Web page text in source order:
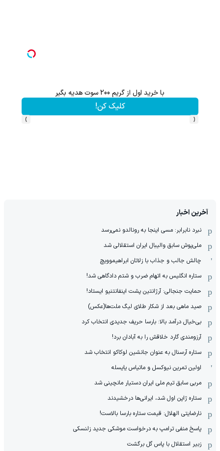
با خرید اول از گریم 200 سوت هدیه بگیر
کلیک کن!
‹
›
آخرین اخبار
نبرد نابرابر: مسی اینجا به رونالدو نمی‌رسد
ملی‌پوش سابق والیبال ایران استقلالی شد
چالش جالب و جذاب با زلاتان ابراهیموویچ
ستاره انگلیس به اتهام ضرب و شتم دادگاهی شد!
حمایت جنجالی: آرژانتین پشت اینفانتنیو ایستاد!
صید ماهی بعد از شکار طلای لیگ ملت‌ها(عکس)
بی‌خیال درآمد بالا: بارسا حریف جدیدی انتخاب کرد
آرزومندی گارد خلاقش را به آبادان برد!
ستاره آرسنال به عنوان جانشین لوکاکو انتخاب شد
اولین تمرین نیوکسل و ماتیاس یایسله
مربی سابق تیم ملی ایران دستیار مانچینی شد
ستاره ژاپن اول شد، ایرانی‌ها درخشیدند
نارضایتی الهلال: قیمت ستاره بارسا بالاست!
پاسخ منفی ترامپ به درخواست موشکی جدید زلنسکی
زبیر استقلال با پاس گل برگشت